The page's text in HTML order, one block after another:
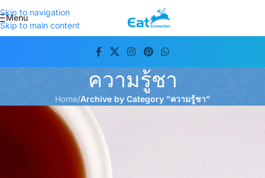
Skip to navigation
Skip to main content
Menu
ความรู้ชา
Home/Archive by Category "ความรู้ชา"